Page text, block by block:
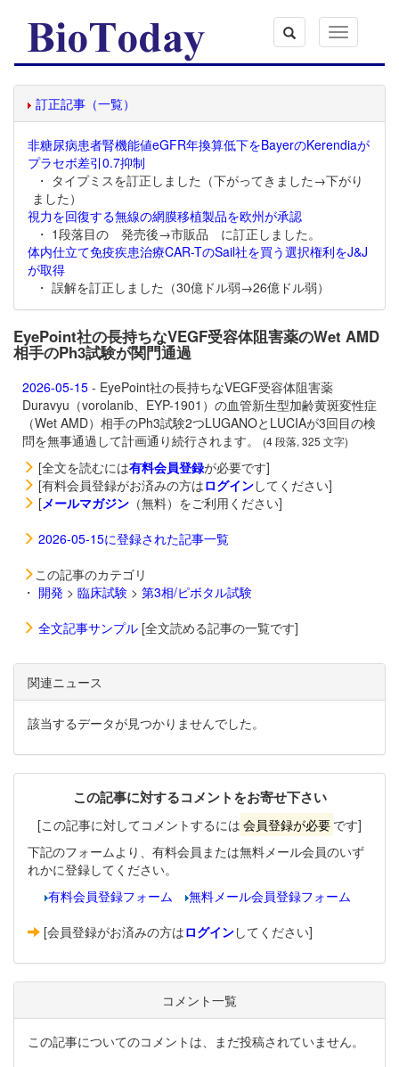
Toggle
navigation
訂正記事（一覧）
非糖尿病患者腎機能値eGFR年換算低下をBayerのKerendiaが
プラセボ差引0.7抑制
・ タイプミスを訂正しました（下がってきました→下がり
ました）
視力を回復する無線の網膜移植製品を欧州が承認
・ 1段落目の 発売後→市販品 に訂正しました。
体内仕立て免疫疾患治療CAR-TのSail社を買う選択権利をJ&J
が取得
・ 誤解を訂正しました（30億ドル弱→26億ドル弱）
EyePoint社の長持ちなVEGF受容体阻害薬のWet AMD
相手のPh3試験が関門通過
2026-05-15 - EyePoint社の長持ちなVEGF受容体阻害薬
Duravyu（vorolanib、EYP-1901）の血管新生型加齢黄斑変性症
（Wet AMD）相手のPh3試験2つLUGANOとLUCIAが3回目の検
問を無事通過して計画通り続行されます。
(4 段落, 325 文字)
[全文を読むには有料会員登録が必要です]
[有料会員登録がお済みの方はログインしてください]
[メールマガジン （無料）をご利用ください]
2026-05-15に登録された記事一覧
この記事のカテゴリ
・ 開発 > 臨床試験 > 第3相/ピボタル試験
全文記事サンプル [全文読める記事の一覧です]
関連ニュース
該当するデータが見つかりませんでした。
この記事に対するコメントをお寄せ下さい
[この記事に対してコメントするには 会員登録が必要 です]
下記のフォームより、有料会員または無料メール会員のいず
れかに登録してください。
有料会員登録フォーム
無料メール会員登録フォーム
[会員登録がお済みの方はログインしてください]
コメント一覧
この記事についてのコメントは、まだ投稿されていません。